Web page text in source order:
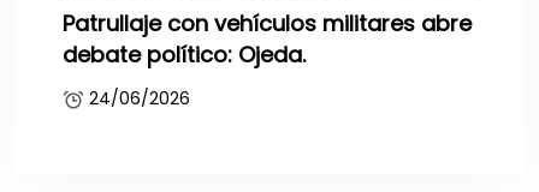
Patrullaje con vehículos militares abre
debate político: Ojeda.
24/06/2026